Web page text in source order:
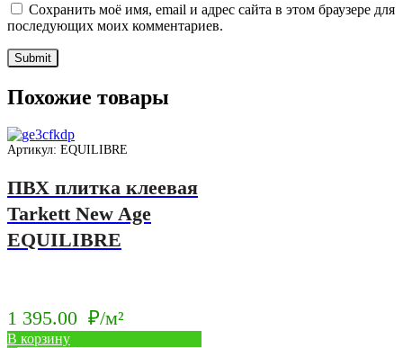
Сохранить моё имя, email и адрес сайта в этом браузере для
последующих моих комментариев.
Похожие товары
Артикул: EQUILIBRE
ПВХ плитка клеевая
Tarkett New Age
EQUILIBRE
1 395.00 ₽/м²
В корзину